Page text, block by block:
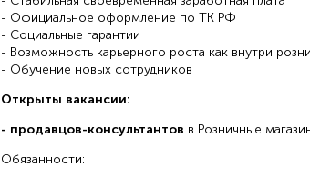
- Официальное оформление по ТК РФ
- Социальные гарантии
- Возможность карьерного роста как внутри
- Обучение новых сотрудников
Открыты вакансии:
- продавцов-консультантов в Розничные
Обязанности: